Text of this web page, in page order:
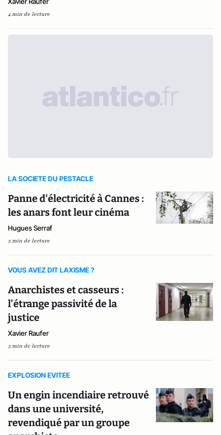
4 min de lecture
LA SOCIETE DU PESTACLE
Panne d'électricité à Cannes :
les anars font leur cinéma
Hugues Serraf
2 min de lecture
VOUS AVEZ DIT LAXISME ?
Anarchistes et casseurs :
l’étrange passivité de la
justice
Xavier Raufer
3 min de lecture
EXPLOSION EVITEE
Un engin incendiaire retrouvé
dans une université,
revendiqué par un groupe